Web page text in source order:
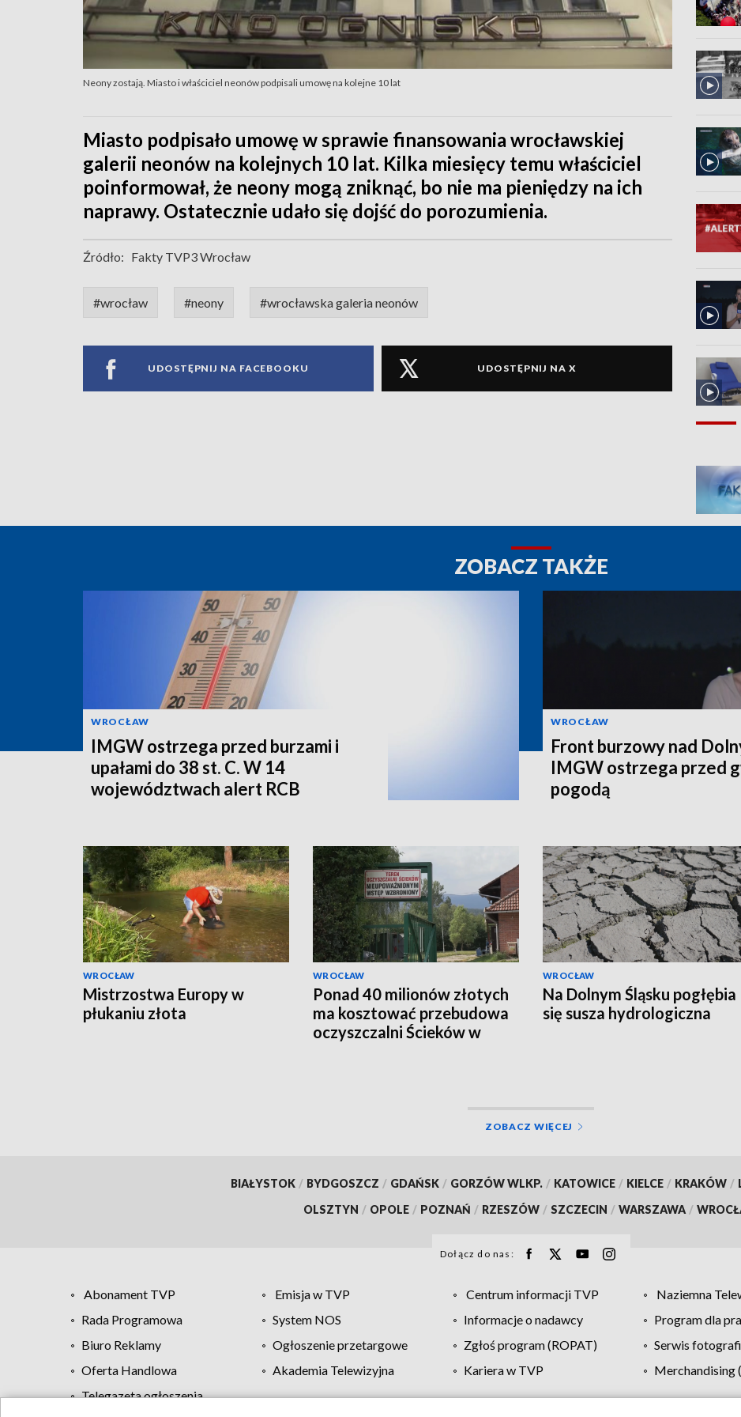
Neony zostają. Miasto i właściciel neonów podpisali umowę na kolejne 10 lat
Miasto podpisało umowę w sprawie finansowania wrocławskiej
galerii neonów na kolejnych 10 lat. Kilka miesięcy temu właściciel
poinformował, że neony mogą zniknąć, bo nie ma pieniędzy na ich
naprawy. Ostatecznie udało się dojść do porozumienia.
Źródło: Fakty TVP3 Wrocław
#wrocław #neony #wrocławska galeria neonów
UDOSTĘPNIJ NA FACEBOOKU UDOSTĘPNIJ NA X
ZOBACZ TAKŻE
WROCŁAW
IMGW ostrzega przed burzami i
upałami do 38 st. C. W 14
województwach alert RCB
WROCŁAW
Front burzowy nad
IMGW ostrzega przed
pogodą
WROCŁAW
Mistrzostwa Europy w
płukaniu złota
WROCŁAW
Ponad 40 milionów złotych
ma kosztować przebudowa
oczyszczalni Ścieków w
WROCŁAW
Na Dolnym Śląsku pogłębia
się susza hydrologiczna
ZOBACZ WIĘCEJ
BIAŁYSTOK / BYDGOSZCZ / GDAŃSK / GORZÓW WLKP. / KATOWICE / KIELCE / KRAKÓW /
OLSZTYN / OPOLE / POZNAŃ / RZESZÓW / SZCZECIN / WARSZAWA /
Dołącz do nas:
Abonament TVP Emisja w TVP Centrum informacji TVP Naziemna
Rada Programowa
System NOS Informacje o nadawcy
Program dla
Biuro Reklamy
Ogłoszenie przetargowe Zgłoś program (ROPAT)
Serwis
Oferta Handlowa
Akademia Telewizyjna Kariera w TVP
Merchandising
Telegazeta ogłoszenia